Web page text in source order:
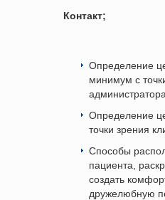
Контакт;
Определение
минимум с
Определение
точки зрения
Способы
пациента,
создать
дружелюбную